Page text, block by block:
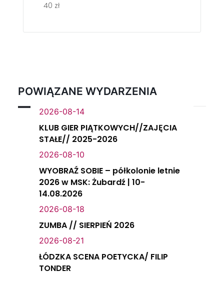
40 zł
POWIĄZANE WYDARZENIA
2026-08-14
KLUB GIER PIĄTKOWYCH//ZAJĘCIA
STAŁE// 2025-2026
2026-08-10
WYOBRAŹ SOBIE – półkolonie letnie
2026 w MSK: Żubardź | 10-
14.08.2026
2026-08-18
ZUMBA // SIERPIEŃ 2026
2026-08-21
ŁÓDZKA SCENA POETYCKA/ FILIP
TONDER